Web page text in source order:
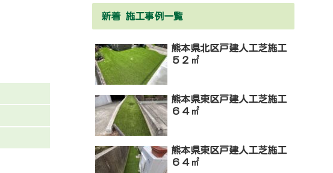
新着 施工事例一覧
熊本県北区戸建人工芝施工
５２㎡
熊本県東区戸建人工芝施工
６４㎡
熊本県東区戸建人工芝施工
６４㎡